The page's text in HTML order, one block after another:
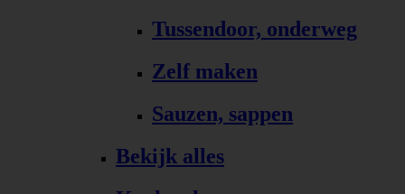
Tussendoor, onderweg
Zelf maken
Sauzen, sappen
Bekijk alles